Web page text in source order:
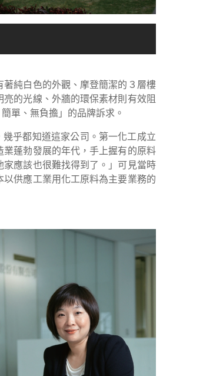
純白色的外觀、摩登簡潔的３層樓
的光線、外牆的環保素材則有效阻
單、無負擔」的品牌訴求。
乎都知道這家公司。第一化工成立
蓬勃發展的年代，手上握有的原料
應該也很難找得到了。」可見當時
供應工業用化工原料為主要業務的